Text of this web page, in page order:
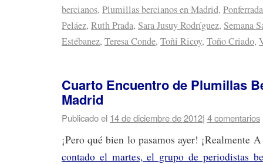
bercianos, Plumillas bercianos en Madrid, Ponferrada
Peláez, Ruth Prada, Sara Jusuy Rodríguez, Semana
Estébanez, Teresa Conde, Toñi Ricoy, Toño Criado,
Cuarto Encuentro de Plumillas
Madrid
Publicado el 14 de diciembre de 2012| 4 comentarios
¡Pero qué bien lo pasamos ayer! ¡Realmente
contado el martes, el grupo de periodistas